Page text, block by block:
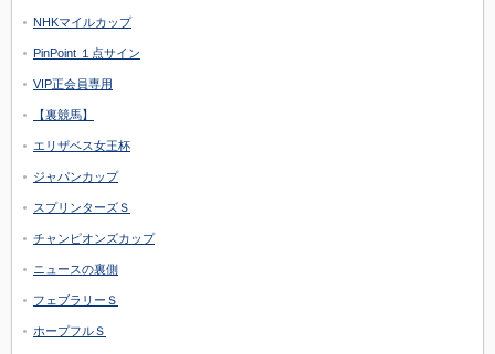
NHKマイルカップ
PinPoint １点サイン
VIP正会員専用
【裏競馬】
エリザベス女王杯
ジャパンカップ
スプリンターズＳ
チャンピオンズカップ
ニュースの裏側
フェブラリーＳ
ホープフルＳ